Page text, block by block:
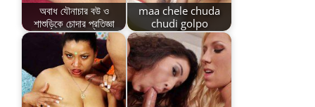
অবাধ যৌনাচার বউ ও
শাশুড়িকে চোদার প্রতিজ্ঞা
maa chele chuda
chudi golpo